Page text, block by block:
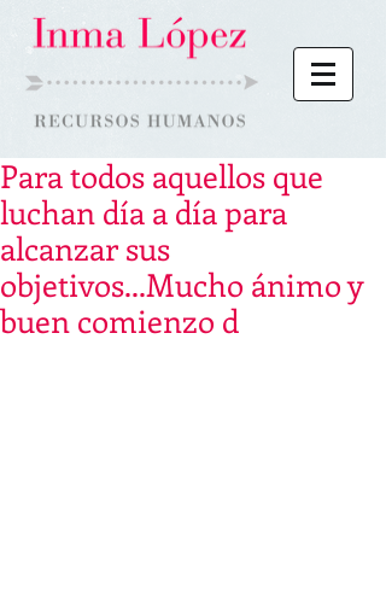
Para todos aquellos que
luchan día a día para
alcanzar sus
objetivos...Mucho ánimo y
buen comienzo d